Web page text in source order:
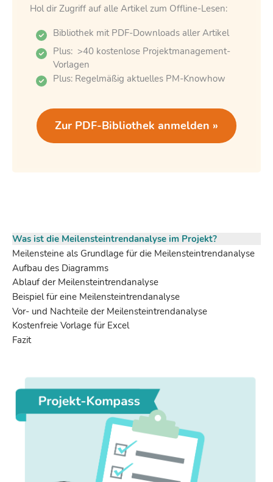
Was ist die Meilensteintrendanalyse im Projekt?
Meilensteine als Grundlage für die Meilensteintrendanalyse
Aufbau des Diagramms
Ablauf der Meilensteintrendanalyse
Beispiel für eine Meilensteintrendanalyse
Vor- und Nachteile der Meilensteintrendanalyse
Kostenfreie Vorlage für Excel
Fazit
Hol dir Zugriff auf alle Artikel zum Offline-Lesen:
Bibliothek mit PDF-Downloads aller Artikel
Plus: >40 kostenlose Projektmanagement-
Vorlagen
Plus: Regelmäßig aktuelles PM-Knowhow
Zur PDF-Bibliothek anmelden »